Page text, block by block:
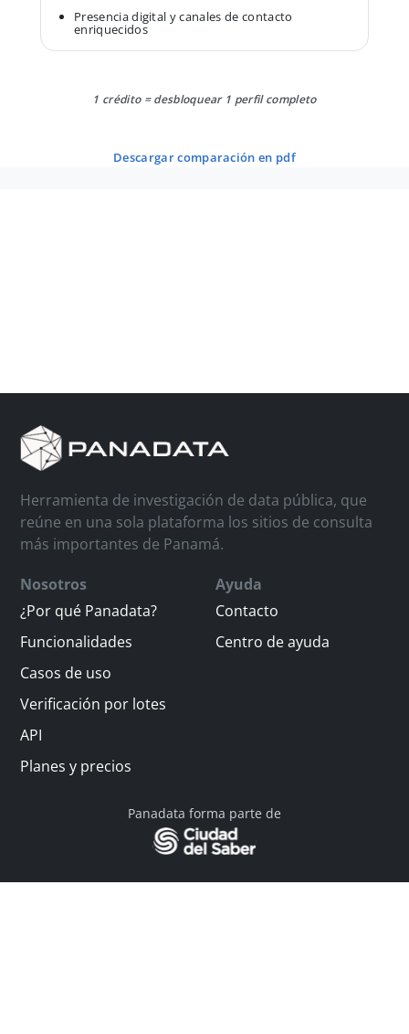
Presencia digital y canales de contacto
enriquecidos
1 crédito = desbloquear 1 perfil completo
descargar comparación en pdf
Herramienta de investigación de data pública, que
reúne en una sola plataforma los sitios de consulta
más importantes de Panamá.
Nosotros
¿Por qué Panadata?
Funcionalidades
Casos de uso
Verificación por lotes
API
Planes y precios
Ayuda
Contacto
Centro de ayuda
Panadata forma parte de